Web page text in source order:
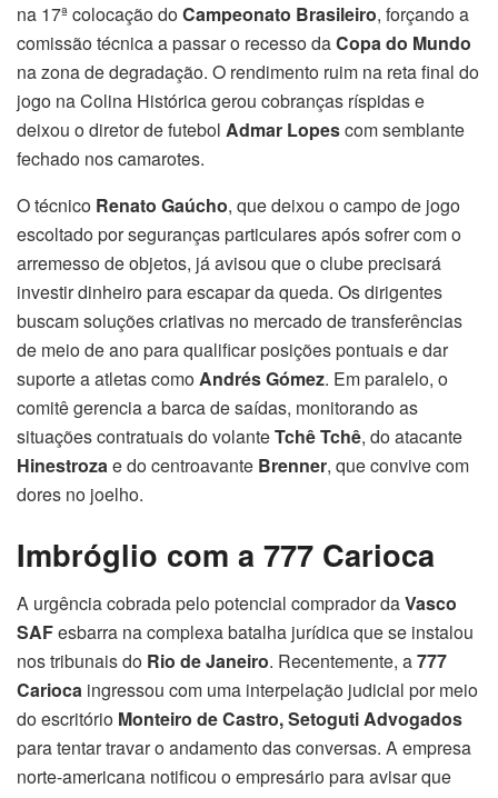
na 17ª colocação doCampeonato Brasileiro, forçando a
comissão técnica a passar o recesso daCopa do Mundo
na zona de degradação. O rendimento ruim na reta final do
jogo na Colina Histórica gerou cobranças ríspidas e
deixou o diretor de futebol Admar Lopescom semblante
fechado nos camarotes.
O técnico Renato Gaúcho, que deixou o campo de jogo
escoltado por seguranças particulares após sofrer com o
arremesso de objetos, já avisou que o clube precisará
investir dinheiro para escapar da queda. Os dirigentes
buscam soluções criativas no mercado de transferências
de meio de ano para qualificar posições pontuais e dar
suporte a atletas comoAndrés Gómez. Em paralelo, o
comitê gerencia a barca de saídas, monitorando as
situações contratuais do volanteTchê Tchê, do atacante
Hinestrozae do centroavante Brenner, que convive com
dores no joelho.
Imbróglio com a 777 Carioca
A urgência cobrada pelo potencial comprador daVasco
SAFesbarra na complexa batalha jurídica que se instalou
nos tribunais do Rio de Janeiro. Recentemente, a777
Carioca ingressou com uma interpelação judicial por meio
do escritório Monteiro de Castro, Setoguti Advogados
para tentar travar o andamento das conversas. A empresa
norte-americana notificou o empresário para avisar que